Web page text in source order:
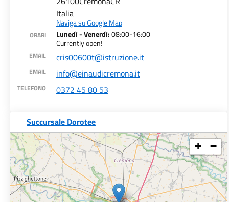
Italia
Naviga su Google Map
ORARI Lunedì - Venerdì:08:00-16:00
Currently open!
EMAIL cris00600t@istruzione.it
EMAIL info@einaudicremona.it
TELEFONO 0372 45 80 53
Succursale Dorotee
+ −